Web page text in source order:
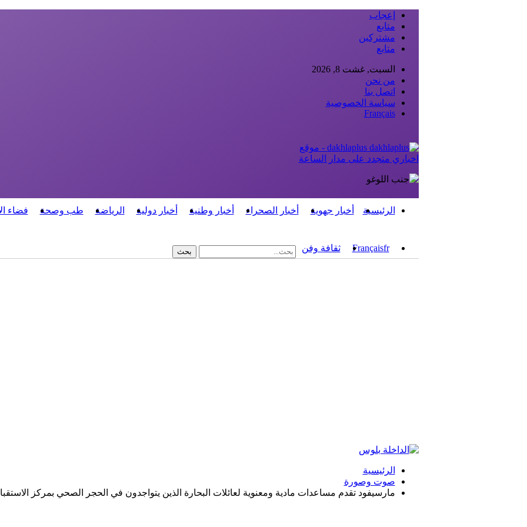
إعجاب
متابع
مشتركين
متابع
السبت, غشت 8, 2026
من نحن
اتصل بنا
سياسة الخصوصية
Français
dakhlaplus - موقع
اخباري متجدد على مدار الساعة
الرئيسية أخبار جهوية أخبار الصحراء أخبار وطنية أخبار دولية الرياضة طب وصحة فضاء
Françaisfr ثقافة وفن
الرئيسية
صوت وصورة
مارسيفود تقدم مساعدات مادية ومعنوية لعائلات البحارة الذين يتواجدون في الحجر الصحي بمركز